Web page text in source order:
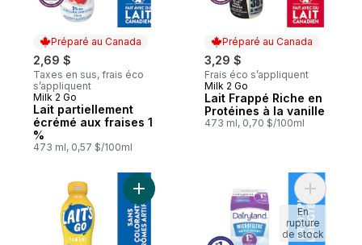
Préparé au Canada
2,69 $
Taxes en sus, frais éco
s’appliquent
Préparé au Canada
Milk 2 Go
Lait partiellement
écrémé aux fraises 1
%
473 ml, 0,57 $/100ml
Préparé au Canada
3,29 $
Frais éco s’appliquent
Préparé au Canada
Milk 2 Go
Lait Frappé Riche en
Protéines à la vanille
473 ml, 0,70 $/100ml
Ajouter Lait partiellement écrémé aux
Ajouter
En
rupture
de stock